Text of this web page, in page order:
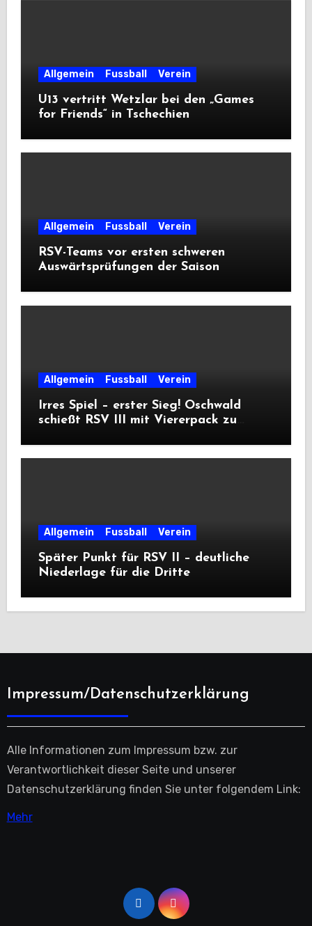
Allgemein Fussball Verein
U13 vertritt Wetzlar bei den „Games
for Friends“ in Tschechien
Allgemein Fussball Verein
RSV-Teams vor ersten schweren
Auswärtsprüfungen der Saison
Allgemein Fussball Verein
Irres Spiel – erster Sieg! Oschwald
schießt RSV III mit Viererpack zu
Allgemein Fussball Verein
Später Punkt für RSV II – deutliche
Niederlage für die Dritte
Impressum/Datenschutzerklärung
Alle Informationen zum Impressum bzw. zur
Verantwortlichkeit dieser Seite und unserer
Datenschutzerklärung finden Sie unter folgendem Link:
Mehr